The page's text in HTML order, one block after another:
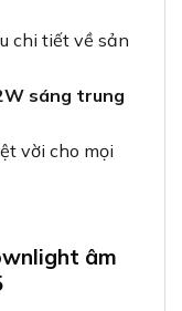
chi tiết về sản
sáng trung
vời cho mọi
âm